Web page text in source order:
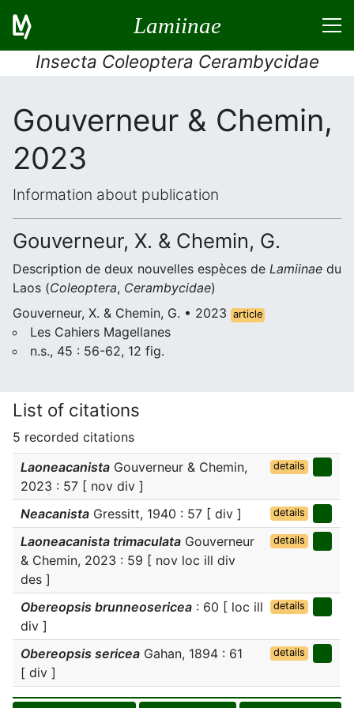
Lamiinae
Insecta Coleoptera Cerambycidae
Gouverneur & Chemin,
2023
Information about publication
Gouverneur, X. & Chemin, G.
Description de deux nouvelles espèces de Lamiinae du
Laos (Coleoptera, Cerambycidae)
Gouverneur, X. & Chemin, G. • 2023
article
Les Cahiers Magellanes
n.s., 45 : 56-62, 12 fig.
List of citations
5 recorded citations
Laoneacanista Gouverneur & Chemin,
2023 : 57 [ nov div ]
details
Neacanista Gressitt, 1940 : 57 [ div ] details
Laoneacanista trimaculata Gouverneur
& Chemin, 2023 : 59 [ nov loc ill div
des ]
details
Obereopsis brunneosericea : 60 [ loc ill
div ]
details
Obereopsis sericea Gahan, 1894 : 61
[ div ]
details